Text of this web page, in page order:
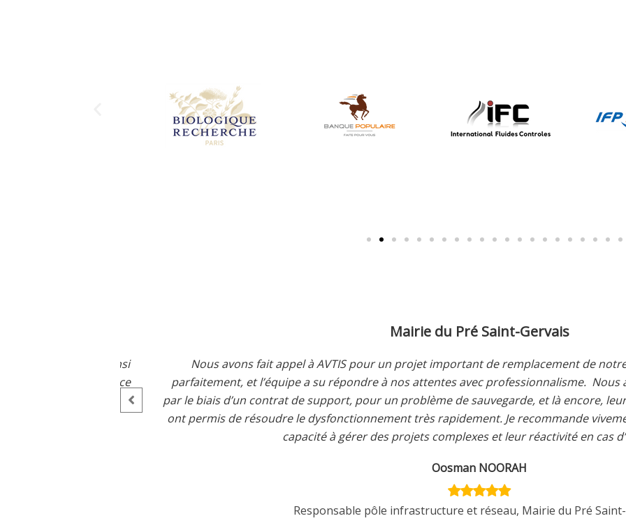
Mairie du Pré Saint-Gervais
Nous avons fait appel à AVTIS pour un projet important de remplacement de notre firewall. Tout
parfaitement, et l’équipe a su répondre à nos attentes avec professionnalisme.Nous avons
par le biais d’un contrat de support, pour un problème de sauvegarde, et là encore, leur réactivité et
ont permis de résoudre le dysfonctionnement très rapidement.Je recommande vivement AVTIS
capacité à gérer des projets complexes et leur réactivité en cas d’incidents.
Oosman NOORAH
Responsable pôle infrastructure et réseau, Mairie du Pré Saint-Gervais